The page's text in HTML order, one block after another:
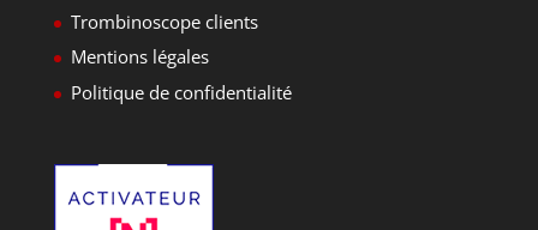
Trombinoscope clients
Mentions légales
Politique de confidentialité